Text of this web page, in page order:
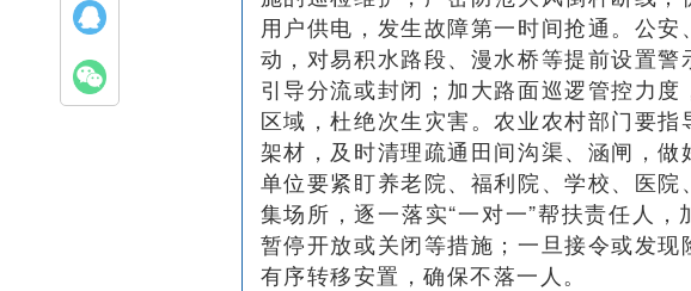
用户供电，发生故障第一时间抢通。公
动，对易积水路段、漫水桥等提前设置警
引导分流或封闭；加大路面巡逻管控力
区域，杜绝次生灾害。农业农村部门要
架材，及时清理疏通田间沟渠、涵闸，
单位要紧盯养老院、福利院、学校、医
集场所，逐一落实“一对一”帮扶责任人，
暂停开放或关闭等措施；一旦接令或发
有序转移安置，确保不落一人。